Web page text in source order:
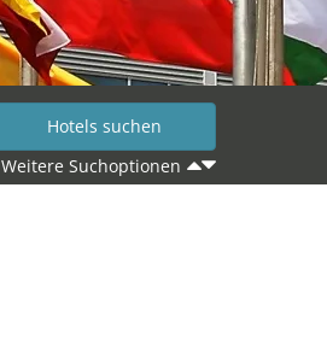
Weitere Suchoptionen